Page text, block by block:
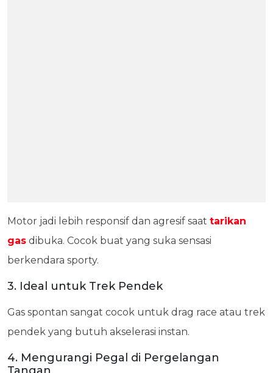
Motor jadi lebih responsif dan agresif saat tarikan
gas dibuka. Cocok buat yang suka sensasi
berkendara sporty.
3. Ideal untuk Trek Pendek
Gas spontan sangat cocok untuk drag race atau trek
pendek yang butuh akselerasi instan.
4. Mengurangi Pegal di Pergelangan
Tangan